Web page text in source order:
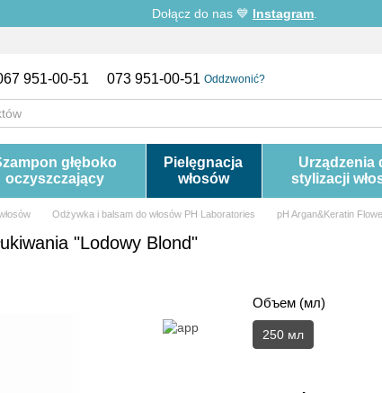
Dołącz do nas 💙 Instagram
951-00-51 073 951-00-51 Oddzwonić?
głęboko
oczyszczający
Pielęgnacja
włosów
Urządzenia
stylizacji
Odżywka i balsam do włosów PH Laboratories pH Argan&Keratin
"Lodowy Blond"
Объем (мл)
250 мл